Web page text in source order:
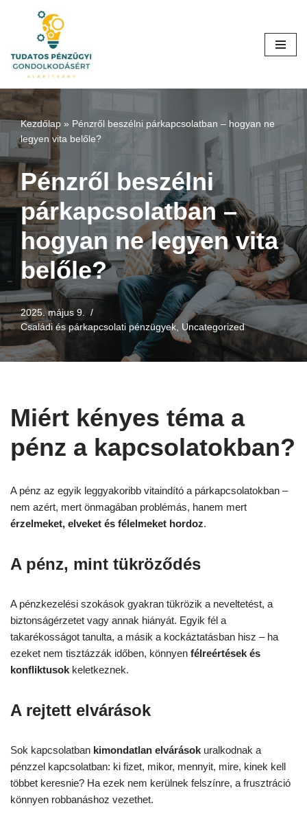
to
content
Kezdőlap » Pénzről beszélni párkapcsolatban – hogyan ne
legyen vita belőle?
Pénzről beszélni
párkapcsolatban –
hogyan ne legyen vita
belőle?
2025. május 9.
Családi és párkapcsolati pénzügyek, Uncategorized
Miért kényes téma a
pénz a kapcsolatokban?
A pénz az egyik leggyakoribb vitaindító a párkapcsolatokban –
nem azért, mert önmagában problémás, hanem mert
érzelmeket, elveket és félelmeket hordoz.
A pénz, mint tükröződés
A pénzkezelési szokások gyakran tükrözik a neveltetést, a
biztonságérzetet vagy annak hiányát. Egyik fél a
takarékosságot tanulta, a másik a kockáztatásban hisz – ha
ezeket nem tisztázzák időben, könnyen félreértések és
konfliktusok keletkeznek.
A rejtett elvárások
Sok kapcsolatban kimondatlan elvárások uralkodnak a
pénzzel kapcsolatban: ki fizet, mikor, mennyit, mire, kinek kell
többet keresnie? Ha ezek nem kerülnek felszínre, a frusztráció
könnyen robbanáshoz vezethet.